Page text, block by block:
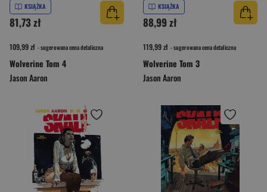
KSIĄŻKA
81,73 zł
109,99 zł - sugerowana cena detaliczna
Wolverine Tom 4
Jason Aaron
KSIĄŻKA
88,99 zł
119,99 zł - sugerowana cena detaliczna
Wolverine Tom 3
Jason Aaron